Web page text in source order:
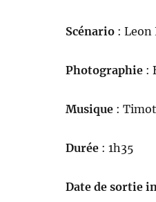
Scénario: Leon
Photographie:
Musique:
Durée: 1h35
Date de sortie